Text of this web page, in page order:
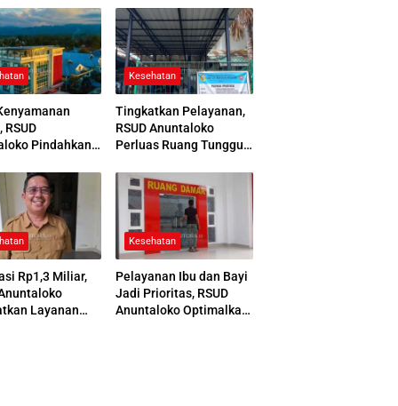
RSUD
Pindahkan
Kesehatan
Tingkatkan Pelayanan,
RSUD Anuntaloko
Perluas Ruang Tunggu
Parkir
Rp1,3 Miliar,
Layanan
Kesehatan
Pelayanan Ibu dan Bayi
Jadi Prioritas, RSUD
Anuntaloko Optimalkan